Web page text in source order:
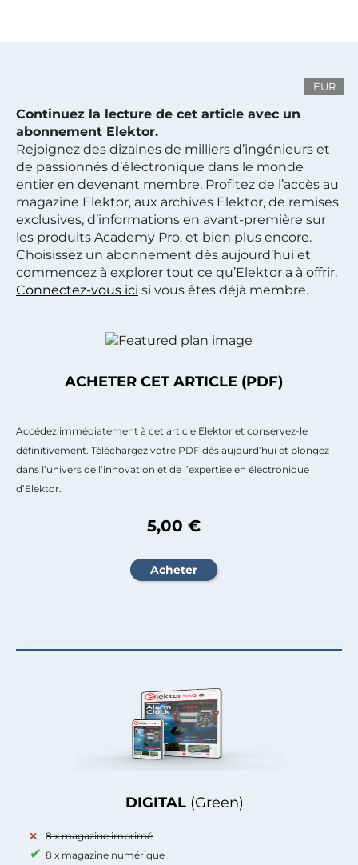
EUR
Continuez la lecture de cet article avec un
abonnement Elektor.
Rejoignez des dizaines de milliers d’ingénieurs et
de passionnés d’électronique dans le monde
entier en devenant membre. Profitez de l’accès au
magazine Elektor, aux archives Elektor, de remises
exclusives, d’informations en avant-première sur
les produits Academy Pro, et bien plus encore.
Choisissez un abonnement dès aujourd’hui et
commencez à explorer tout ce qu’Elektor a à offrir.
Connectez-vous ici si vous êtes déjà membre.
DIGITAL (Green)
8 x magazine imprimé
8 x magazine numérique
ACHETER CET ARTICLE (PDF)
Accédez immédiatement à cet article Elektor et conservez-le
définitivement. Téléchargez votre PDF dès aujourd’hui et plongez
dans l’univers de l’innovation et de l’expertise en électronique
d’Elektor.
5,00 €